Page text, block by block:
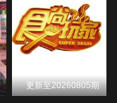
第20220214期
第20220217期
第20220221(微女人)
更新至20260805期